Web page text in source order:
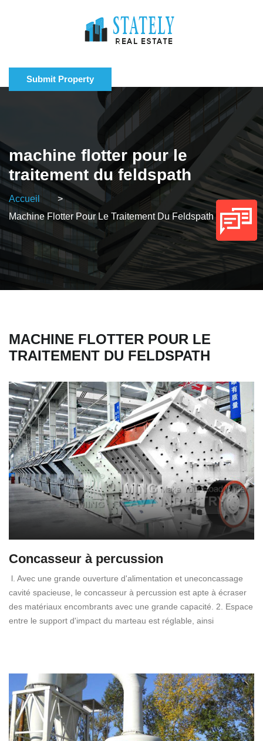
Submit Property
machine flotter pour le
traitement du feldspath
Accueil
>
Machine Flotter Pour Le Traitement Du Feldspath
MACHINE FLOTTER POUR LE
TRAITEMENT DU FELDSPATH
Concasseur à percussion
l. Avec une grande ouverture d'alimentation et uneconcassage
cavité spacieuse, le concasseur à percussion est apte à écraser
des matériaux encombrants avec une grande capacité. 2. Espace
entre le support d'impact du marteau est réglable, ainsi